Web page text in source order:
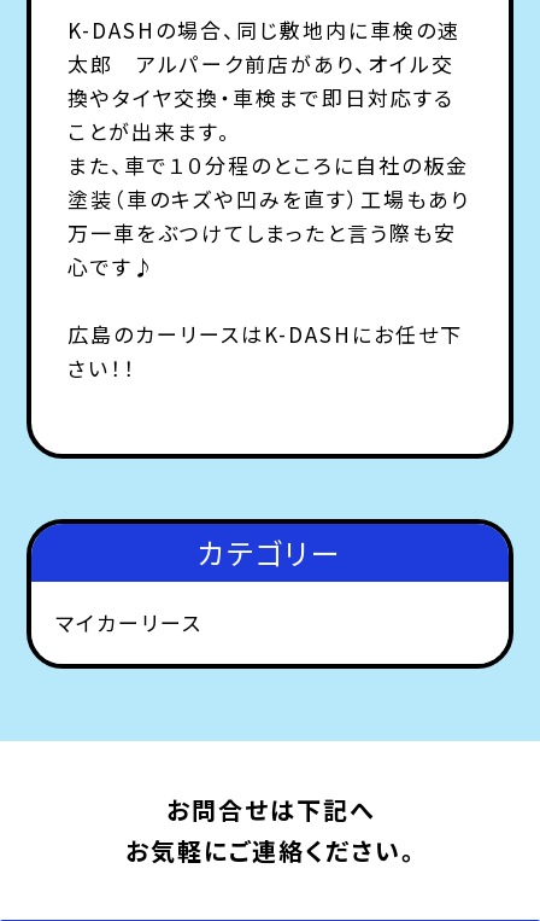
K-DASHの場合、同じ敷地内に車検の速
太郎 アルパーク前店があり、オイル交
換やタイヤ交換・車検まで即日対応する
ことが出来ます。
また、車で１０分程のところに自社の板金
塗装（車のキズや凹みを直す）工場もあり
万一車をぶつけてしまったと言う際も安
心です♪
広島のカーリースはK-DASHにお任せ下
さい！！
カテゴリー
マイカーリース
お問合せは下記へ
お気軽にご連絡ください。